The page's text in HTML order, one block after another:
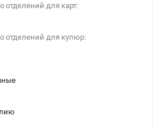
отделений для карт:
отделений для купюр: